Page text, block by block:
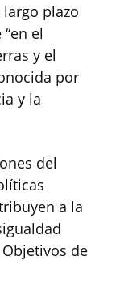
plazo
el
y el
por
y la
del
a la
de